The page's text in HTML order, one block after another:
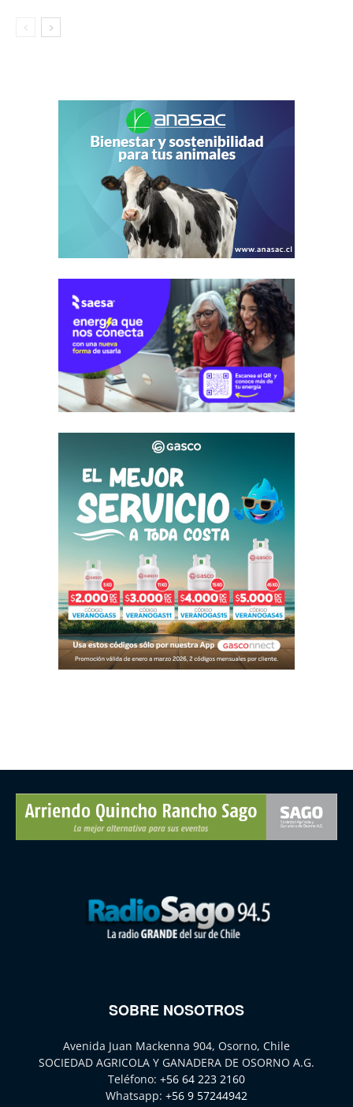
SOBRE NOSOTROS
Avenida Juan Mackenna 904, Osorno, Chile
SOCIEDAD AGRICOLA Y GANADERA DE OSORNO A.G.
Teléfono: +56 64 223 2160
Whatsapp: +56 9 57244942